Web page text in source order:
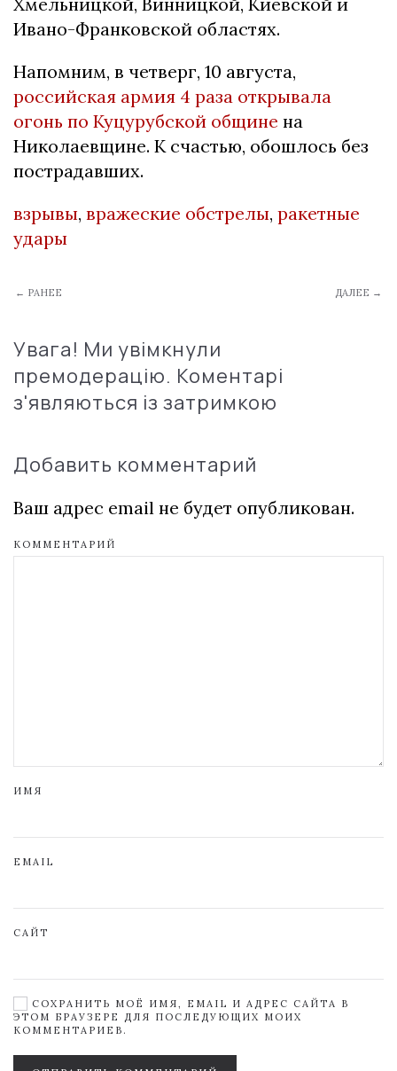
Ивано-Франковской областях.
Напомним, в четверг, 10 августа,
российская армия 4 раза открывала
огонь по Куцурубской общине на
Николаевщине. К счастью, обошлось без
пострадавших.
взрывы, вражеские обстрелы, ракетные
удары
← РАНЕЕ ДАЛЕЕ →
Увага! Ми увімкнули
премодерацію. Коментарі
з'являються із затримкою
Добавить комментарий
Ваш адрес email не будет опубликован.
КОММЕНТАРИЙ
ИМЯ
EMAIL
САЙТ
СОХРАНИТЬ МОЁ ИМЯ, EMAIL И АДРЕС САЙТА В
ЭТОМ БРАУЗЕРЕ ДЛЯ ПОСЛЕДУЮЩИХ МОИХ
КОММЕНТАРИЕВ.